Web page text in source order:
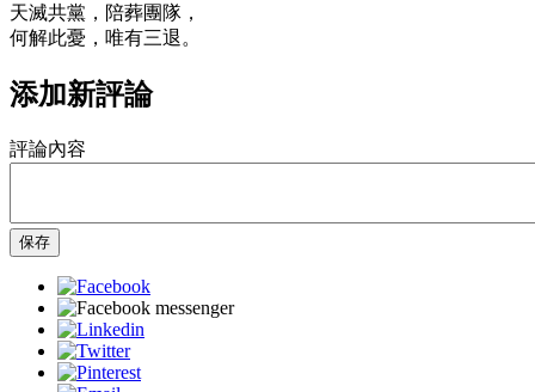
天滅共黨，陪葬團隊，
何解此憂，唯有三退。
添加新評論
評論內容
保存